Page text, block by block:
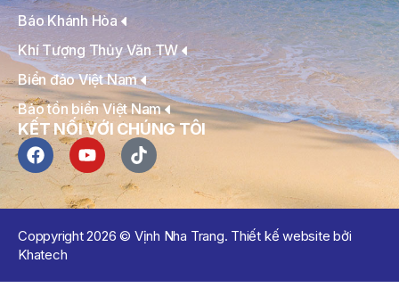
Báo Khánh Hòa
Khí Tượng Thủy Văn TW
Biển đảo Việt Nam
Bảo tồn biển Việt Nam
KẾT NỐI VỚI CHÚNG TÔI
Coppyright 2026 © Vịnh Nha Trang. Thiết kế website bởi
Khatech